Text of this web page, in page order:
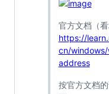
官方文档（看
https://
cn/
address
按官方文档